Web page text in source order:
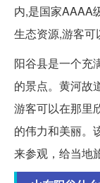
内,是国家AAAA
生态资源,游客可
阳谷县是一个充
的景点。黄河故
游客可以在那里
的伟力和美丽。
来参观，给当地